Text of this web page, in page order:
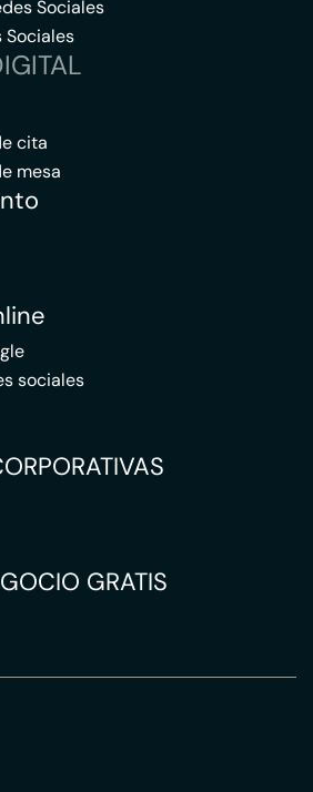
Sociales
Sociales
cita
mesa
sociales
GRATIS